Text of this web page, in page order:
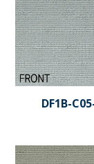
DF1B-